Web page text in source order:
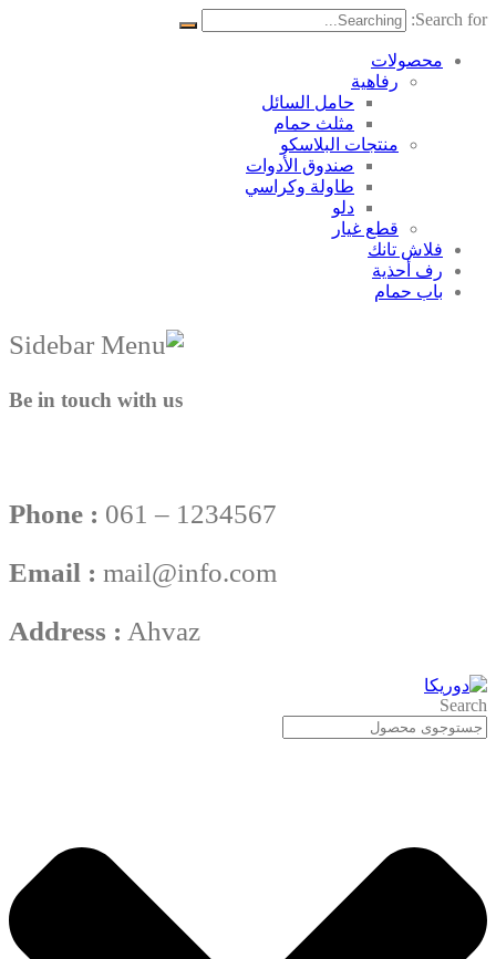
Search for:
محصولات
رفاهية
حامل السائل
مثلث حمام
منتجات البلاسکو
صندوق الأدوات
طاولة وكراسي
دلو
قطع غيار
فلاش تانك
رف أحذية
باب حمام
Be in touch with us
Phone : 061 – 1234567
Email : mail@info.com
Address : Ahvaz
Search